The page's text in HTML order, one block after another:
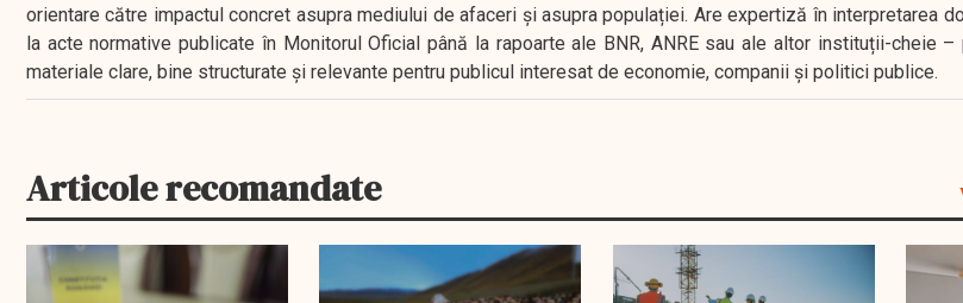
orientare către impactul concret asupra mediului de afaceri și asupra populației. Are expertiză în interpretarea
la acte normative publicate în Monitorul Oficial până la rapoarte ale BNR, ANRE sau ale altor instituții-cheie
materiale clare, bine structurate și relevante pentru publicul interesat de economie, companii și politici publice.
Articole recomandate
EXCLUSIV